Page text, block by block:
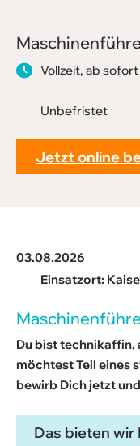
Vollzeit, ab sofort
Unbefristet
Jetzt online
03.08.2026
Einsatzort:
Du bist technikaffin,
möchtest Teil eines
bewirb Dich jetzt
Das bieten wir
FAQ
Datenschutz